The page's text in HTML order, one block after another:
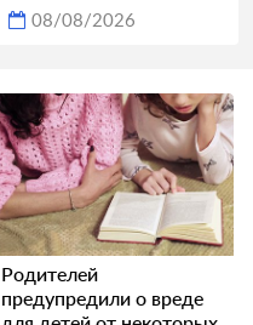
08/08/2026
Родителей
предупредили о вреде